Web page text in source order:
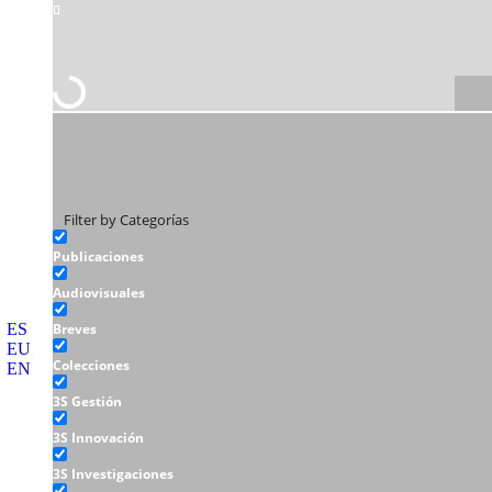
ES
EU
EN
Filter by Categorías
Publicaciones
Audiovisuales
Breves
Colecciones
3S Gestión
3S Innovación
3S Investigaciones